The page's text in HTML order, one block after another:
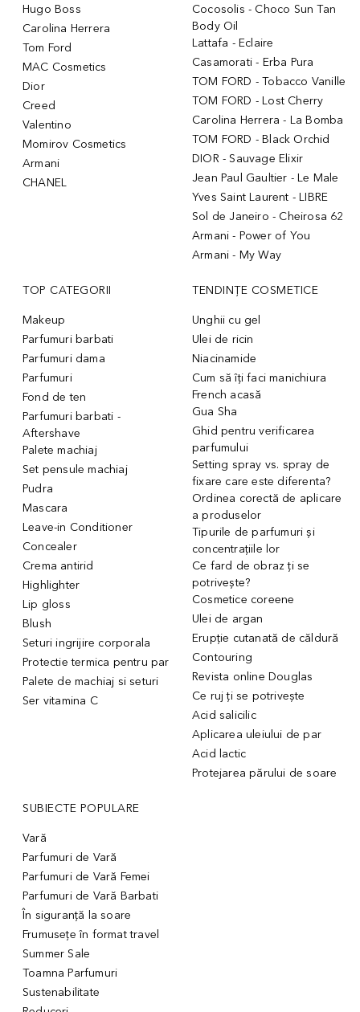
Hugo Boss
Carolina Herrera
Tom Ford
MAC Cosmetics
Dior
Creed
Valentino
Momirov Cosmetics
Armani
CHANEL
Cocosolis - Choco Sun Tan
Body Oil
Lattafa - Eclaire
Casamorati - Erba Pura
TOM FORD - Tobacco Vanille
TOM FORD - Lost Cherry
Carolina Herrera - La Bomba
TOM FORD - Black Orchid
DIOR - Sauvage Elixir
Jean Paul Gaultier - Le Male
Yves Saint Laurent - LIBRE
Sol de Janeiro - Cheirosa 62
Armani - Power of You
Armani - My Way
TOP CATEGORII
Makeup
Parfumuri barbati
Parfumuri dama
Parfumuri
Fond de ten
Parfumuri barbati -
Aftershave
Palete machiaj
Set pensule machiaj
Pudra
Mascara
Leave-in Conditioner
Concealer
Crema antirid
Highlighter
Lip gloss
Blush
Seturi ingrijire corporala
Protectie termica pentru par
Palete de machiaj si seturi
Ser vitamina C
TENDINȚE COSMETICE
Unghii cu gel
Ulei de ricin
Niacinamide
Cum să îți faci manichiura
French acasă
Gua Sha
Ghid pentru verificarea
parfumului
Setting spray vs. spray de
fixare care este diferenta?
Ordinea corectă de aplicare
a produselor
Tipurile de parfumuri și
concentrațiile lor
Ce fard de obraz ți se
potrivește?
Cosmetice coreene
Ulei de argan
Erupție cutanată de căldură
Contouring
Revista online Douglas
Ce ruj ți se potrivește
Acid salicilic
Aplicarea uleiului de par
Acid lactic
Protejarea părului de soare
SUBIECTE POPULARE
Vară
Parfumuri de Vară
Parfumuri de Vară Femei
Parfumuri de Vară Barbati
În siguranță la soare
Frumusețe în format travel
Summer Sale
Toamna Parfumuri
Sustenabilitate